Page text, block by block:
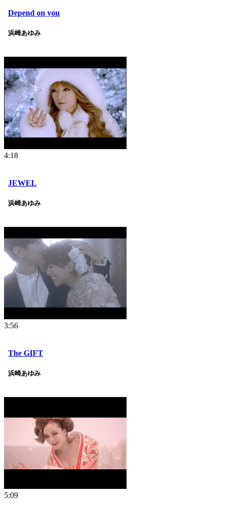
Depend on you
浜崎あゆみ
4:18
JEWEL
浜崎あゆみ
3:56
The GIFT
浜崎あゆみ
5:09